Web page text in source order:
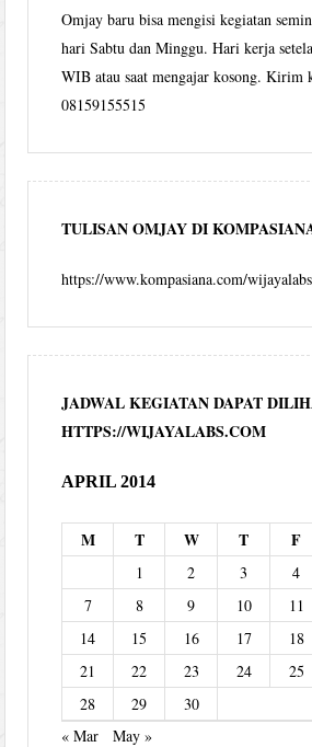
Omjay baru bisa mengisi kegiatan
hari Sabtu dan Minggu. Hari kerja
WIB atau saat mengajar kosong. Kirim
08159155515
TULISAN OMJAY DI
https://www.kompasiana.com/wijayalabs
JADWAL KEGIATAN DAPAT
HTTPS://WIJAYALABS.COM
APRIL 2014
M T W T F
1 2 3 4
7
8 9 10 11
14
15 16 17 18
21
22 23 24 25
28
29
30
« Mar
May »